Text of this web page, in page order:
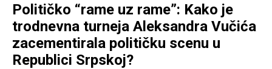
Političko “rame uz rame”: Kako je
trodnevna turneja Aleksandra Vučića
zacementirala političku scenu u
Republici Srpskoj?